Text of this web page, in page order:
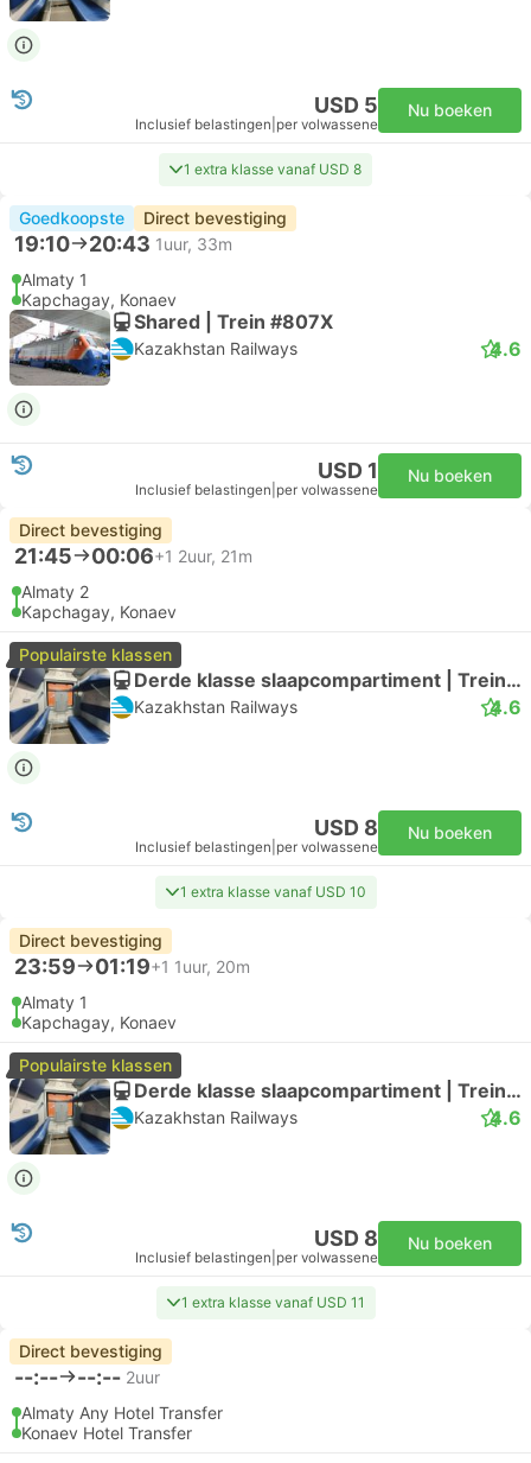
USD 5
Inclusief belastingen per volwassene
Nu boeken
1 extra klasse vanaf USD 8
Goedkoopste Direct bevestiging
19:10 20:43 1uur, 33m
Almaty 1
Kapchagay, Konaev
Shared | Trein #807Х
Kazakhstan Railways 4.6
USD 1
Inclusief belastingen per volwassene
Nu boeken
Direct bevestiging
21:45 00:06+1 2uur, 21m
Almaty 2
Kapchagay, Konaev
Populairste klassen
Derde klasse slaapcompartiment | Trein #351Ц
Kazakhstan Railways 4.6
USD 8
Inclusief belastingen per volwassene
Nu boeken
1 extra klasse vanaf USD 10
Direct bevestiging
23:59 01:19+1 1uur, 20m
Almaty 1
Kapchagay, Konaev
Populairste klassen
Derde klasse slaapcompartiment | Trein #032Ц
Kazakhstan Railways 4.6
USD 8
Inclusief belastingen per volwassene
Nu boeken
1 extra klasse vanaf USD 11
Direct bevestiging
--:-- --:-- 2uur
Almaty Any Hotel Transfer
Konaev Hotel Transfer